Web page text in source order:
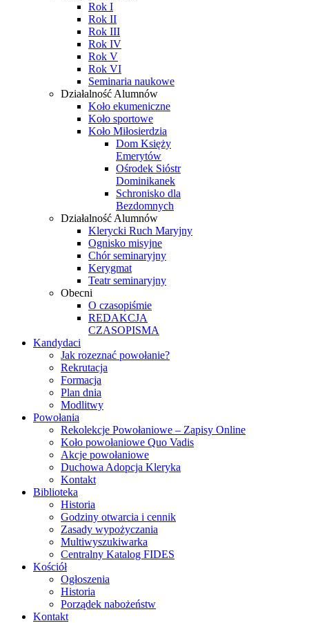
Rok I
Rok II
Rok III
Rok IV
Rok V
Rok VI
Seminaria naukowe
Działalność Alumnów
Koło ekumeniczne
Koło sportowe
Koło Miłosierdzia
Dom Księży
Emerytów
Ośrodek Sióstr
Dominikanek
Schronisko dla
Bezdomnych
Działalność Alumnów
Klerycki Ruch Maryjny
Ognisko misyjne
Chór seminaryjny
Kerygmat
Teatr seminaryjny
Obecni
O czasopiśmie
REDAKCJA
CZASOPISMA
Kandydaci
Jak rozeznać powołanie?
Rekrutacja
Formacja
Plan dnia
Modlitwy
Powołania
Rekolekcje Powołaniowe – Zapisy Online
Koło powołaniowe Quo Vadis
Akcje powołaniowe
Duchowa Adopcja Kleryka
Kontakt
Biblioteka
Historia
Godziny otwarcia i cennik
Zasady wypożyczania
Multiwyszukiwarka
Centralny Katalog FIDES
Kościół
Ogłoszenia
Historia
Porządek nabożeństw
Kontakt